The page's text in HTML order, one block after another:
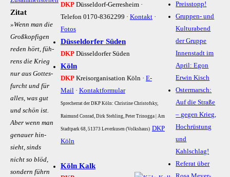
Zitat
»Wenn man die
Gro­ß­­kop­­fi­gen
re­­den hört, füh­­
rens die Krieg
nur aus Go­t­­tes­­
furcht und für
al­­les, was gut
und schön ist.
Aber wenn man
ge­­n­au­er hin­­
sieht, sinds
nicht so blöd,
son­­dern führn
DKPDüsseldorf-Gerresheim ·
Telefon 0170-8362299 · Kontakt·
Fotos
Düsseldorfer Süden
DKPDüsseldorfer Süden
Köln
DKPKreisorganisation Köln · E-
Mail· Kontaktformular
Sprecherrat der DKP Köln: Christine Christofsky,
Raimund Conrad, Dirk Stehling, Peter Trinogga | Am
Stadtpark 68, 51373 Leverkusen (Volkshaus) DKP
Köln
Köln Kalk
Preisstopp!
Gruppen- und
Kulturabend
der Gruppe
Innenstadt im
April: Egon
Erwin Kisch
Ostermarsch:
Auf die Straße
– gegen Krieg,
Hochrüstung
und
Kahlschlag!
Referat über